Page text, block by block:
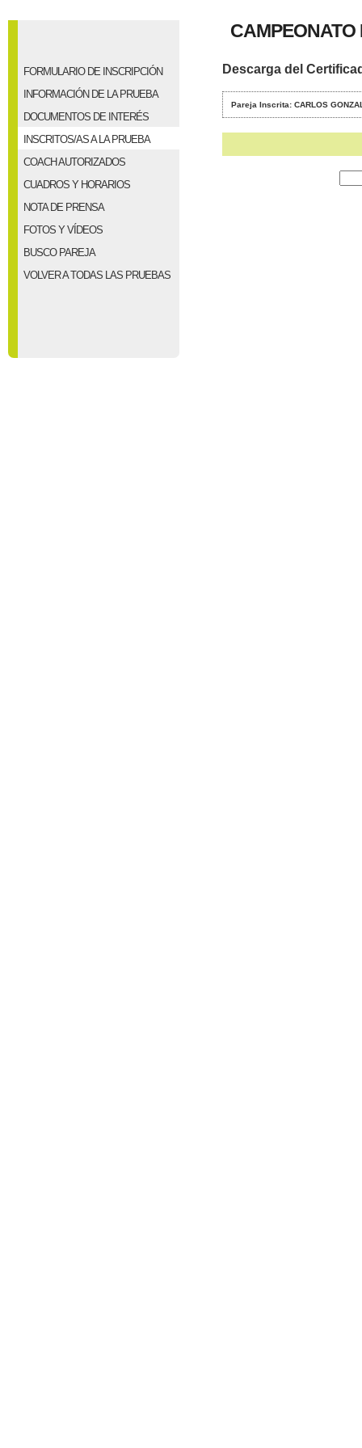
FORMULARIO DE INSCRIPCIÓN
INFORMACIÓN DE LA PRUEBA
DOCUMENTOS DE INTERÉS
INSCRITOS/AS A LA PRUEBA
COACH AUTORIZADOS
CUADROS Y HORARIOS
NOTA DE PRENSA
FOTOS Y VÍDEOS
BUSCO PAREJA
VOLVER A TODAS LAS PRUEBAS
CAMPEONATO
Descarga del
Pareja Inscrita: CARLOS